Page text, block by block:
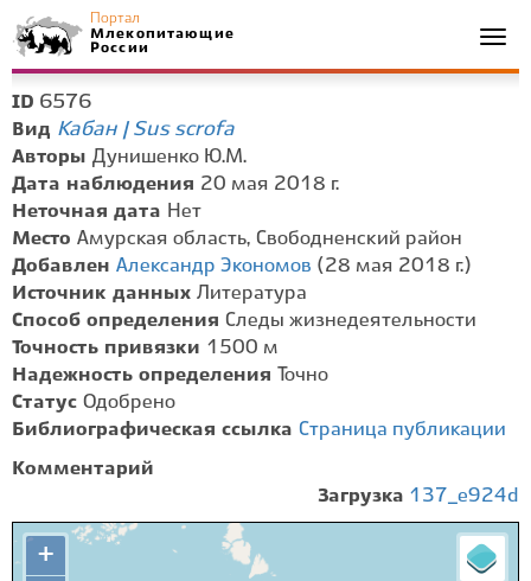
Портал
Млекопитающие
России
ID 6576
Вид Кабан | Sus scrofa
Авторы Дунишенко Ю.М.
Дата наблюдения 20 мая 2018 г.
Неточная дата Нет
Место Амурская область, Свободненский район
Добавлен Александр Экономов (28 мая 2018 г.)
Источник данных Литература
Способ определения Следы жизнедеятельности
Точность привязки 1500 м
Надежность определения
Точно
Статус Одобрено
Библиографическая ссылка Страница публикации
Комментарий
Загрузка 137_e924d
+